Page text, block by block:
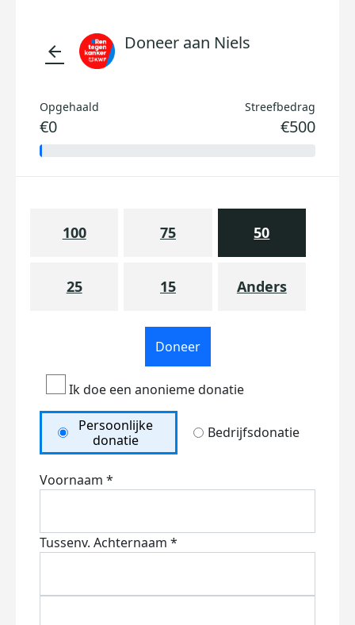
arrow_back Doneer aan Niels
Opgehaald
€0
Streefbedrag
€500
100 75 50
25 15 Anders
Doneer
Ik doe een anonieme donatie
Persoonlijke
donatie
Bedrijfsdonatie
Voornaam *
Tussenv. Achternaam *